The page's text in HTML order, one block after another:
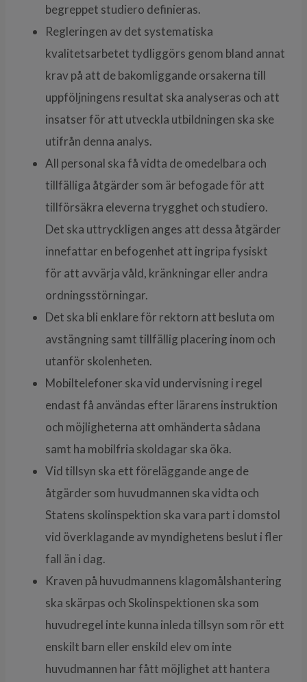
begreppet studiero definieras.
Regleringen av det systematiska
kvalitetsarbetet tydliggörs genom bland annat
krav på att de bakomliggande orsakerna till
uppföljningens resultat ska analyseras och att
insatser för att utveckla utbildningen ska ske
utifrån denna analys.
All personal ska få vidta de omedelbara och
tillfälliga åtgärder som är befogade för att
tillförsäkra eleverna trygghet och studiero.
Det ska uttryckligen anges att dessa åtgärder
innefattar en befogenhet att ingripa fysiskt
för att avvärja våld, kränkningar eller andra
ordningsstörningar.
Det ska bli enklare för rektorn att besluta om
avstängning samt tillfällig placering inom och
utanför skolenheten.
Mobiltelefoner ska vid undervisning i regel
endast få användas efter lärarens instruktion
och möjligheterna att omhänderta sådana
samt ha mobilfria skoldagar ska öka.
Vid tillsyn ska ett föreläggande ange de
åtgärder som huvudmannen ska vidta och
Statens skolinspektion ska vara part i domstol
vid överklagande av myndighetens beslut i fler
fall än i dag.
Kraven på huvudmannens klagomålshantering
ska skärpas och Skolinspektionen ska som
huvudregel inte kunna inleda tillsyn som rör ett
enskilt barn eller enskild elev om inte
huvudmannen har fått möjlighet att hantera